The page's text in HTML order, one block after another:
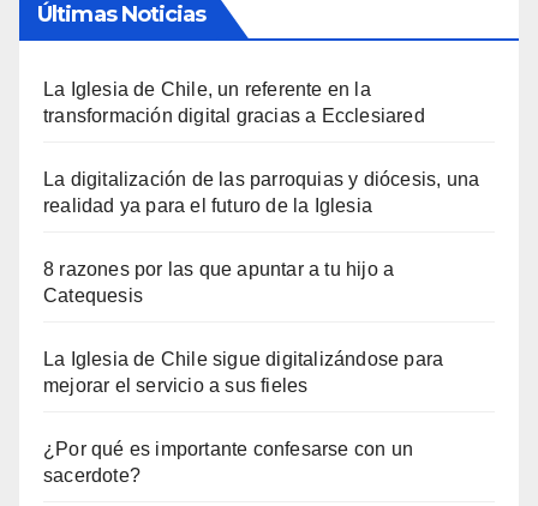
Últimas Noticias
La Iglesia de Chile, un referente en la
transformación digital gracias a Ecclesiared
La digitalización de las parroquias y diócesis, una
realidad ya para el futuro de la Iglesia
8 razones por las que apuntar a tu hijo a
Catequesis
La Iglesia de Chile sigue digitalizándose para
mejorar el servicio a sus fieles
¿Por qué es importante confesarse con un
sacerdote?